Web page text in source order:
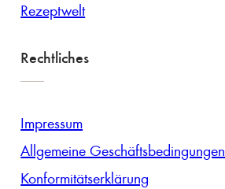
Rezeptwelt
Rechtliches
Impressum
Allgemeine Geschäftsbedingungen
Konformitätserklärung